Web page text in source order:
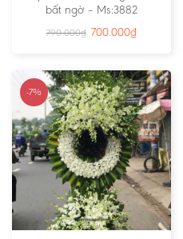
bất ngờ – Ms:3882
790.000₫ 700.000₫
-7%